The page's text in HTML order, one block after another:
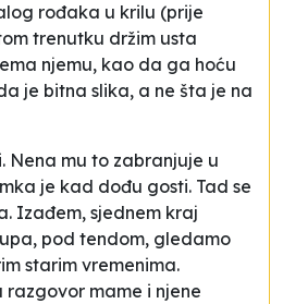
rođaka u krilu (prije
trenutku držim usta
njemu, kao da ga hoću
je bitna slika, a ne šta je na
Nena mu to zabranjuje u
je kad dođu gosti. Tad se
Izađem, sjednem kraj
pod tendom, gledamo
starim vremenima.
razgovor mame i njene